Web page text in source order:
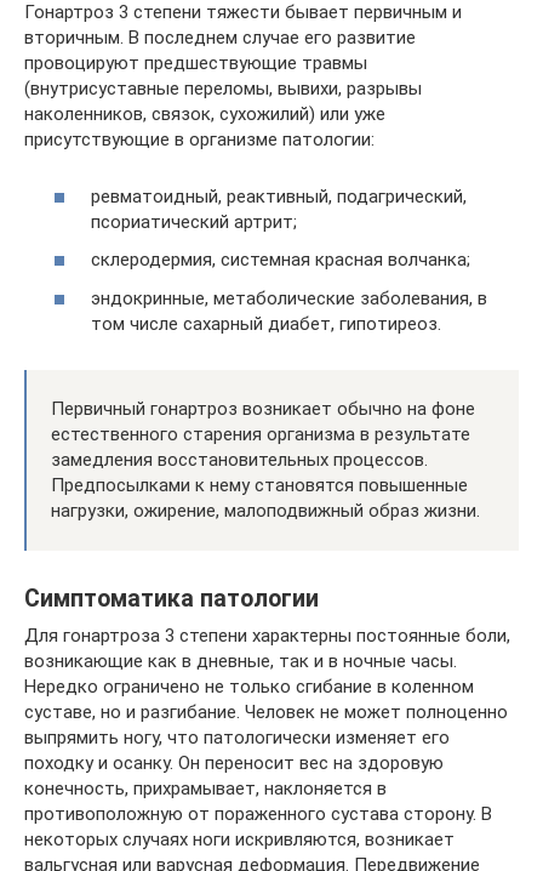
Гонартроз 3 степени тяжести бывает первичным и
вторичным. В последнем случае его развитие
провоцируют предшествующие травмы
(внутрисуставные переломы, вывихи, разрывы
наколенников, связок, сухожилий) или уже
присутствующие в организме патологии:
ревматоидный, реактивный, подагрический,
псориатический артрит;
склеродермия, системная красная волчанка;
эндокринные, метаболические заболевания, в
том числе сахарный диабет, гипотиреоз.
Первичный гонартроз возникает обычно на фоне
естественного старения организма в результате
замедления восстановительных процессов.
Предпосылками к нему становятся повышенные
нагрузки, ожирение, малоподвижный образ жизни.
Симптоматика патологии
Для гонартроза 3 степени характерны постоянные боли,
возникающие как в дневные, так и в ночные часы.
Нередко ограничено не только сгибание в коленном
суставе, но и разгибание. Человек не может полноценно
выпрямить ногу, что патологически изменяет его
походку и осанку. Он переносит вес на здоровую
конечность, прихрамывает, наклоняется в
противоположную от пораженного сустава сторону. В
некоторых случаях ноги искривляются, возникает
вальгусная или варусная деформация. Передвижение